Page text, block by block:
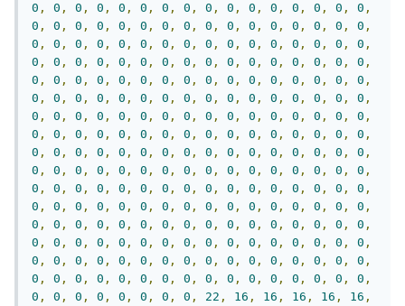
0 , 0 , 0 , 0 , 0 , 0 , 0 , 0 , 0 , 0 , 0 , 0 , 0 , 0 , 0 , 0 ,
0 , 0 , 0 , 0 , 0 , 0 , 0 , 0 , 0 , 0 , 0 , 0 , 0 , 0 , 0 , 0 ,
0 , 0 , 0 , 0 , 0 , 0 , 0 , 0 , 0 , 0 , 0 , 0 , 0 , 0 , 0 , 0 ,
0 , 0 , 0 , 0 , 0 , 0 , 0 , 0 , 0 , 0 , 0 , 0 , 0 , 0 , 0 , 0 ,
0 , 0 , 0 , 0 , 0 , 0 , 0 , 0 , 0 , 0 , 0 , 0 , 0 , 0 , 0 , 0 ,
0 , 0 , 0 , 0 , 0 , 0 , 0 , 0 , 0 , 0 , 0 , 0 , 0 , 0 , 0 , 0 ,
0 , 0 , 0 , 0 , 0 , 0 , 0 , 0 , 0 , 0 , 0 , 0 , 0 , 0 , 0 , 0 ,
0 , 0 , 0 , 0 , 0 , 0 , 0 , 0 , 0 , 0 , 0 , 0 , 0 , 0 , 0 , 0 ,
0 , 0 , 0 , 0 , 0 , 0 , 0 , 0 , 0 , 0 , 0 , 0 , 0 , 0 , 0 , 0 ,
0 , 0 , 0 , 0 , 0 , 0 , 0 , 0 , 0 , 0 , 0 , 0 , 0 , 0 , 0 , 0 ,
0 , 0 , 0 , 0 , 0 , 0 , 0 , 0 , 0 , 0 , 0 , 0 , 0 , 0 , 0 , 0 ,
0 , 0 , 0 , 0 , 0 , 0 , 0 , 0 , 0 , 0 , 0 , 0 , 0 , 0 , 0 , 0 ,
0 , 0 , 0 , 0 , 0 , 0 , 0 , 0 , 0 , 0 , 0 , 0 , 0 , 0 , 0 , 0 ,
0 , 0 , 0 , 0 , 0 , 0 , 0 , 0 , 0 , 0 , 0 , 0 , 0 , 0 , 0 , 0 ,
0 , 0 , 0 , 0 , 0 , 0 , 0 , 0 , 0 , 0 , 0 , 0 , 0 , 0 , 0 , 0 ,
0 , 0 , 0 , 0 , 0 , 0 , 0 , 0 , 0 , 0 , 0 , 0 , 0 , 0 , 0 , 0 ,
0 , 0 , 0 , 0 , 0 , 0 , 0 , 0 , 22 , 16 , 16 , 16 , 16 , 16 ,